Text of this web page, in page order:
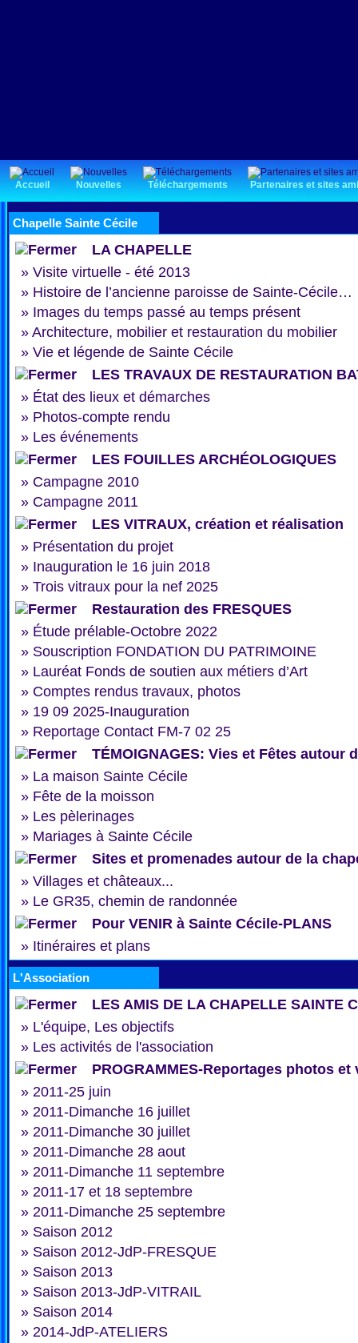
Accueil Nouvelles Téléchargements Partenaires et sites
Chapelle Sainte Cécile
LA CHAPELLE
» Visite virtuelle - été 2013
» Histoire de l’ancienne paroisse de Sainte-Cécile…
» Images du temps passé au temps présent
» Architecture, mobilier et restauration du mobilier
» Vie et légende de Sainte Cécile
LES TRAVAUX DE RESTAURATION
» État des lieux et démarches
» Photos-compte rendu
» Les événements
LES FOUILLES ARCHÉOLOGIQUES
» Campagne 2010
» Campagne 2011
LES VITRAUX, création et réalisation
» Présentation du projet
» Inauguration le 16 juin 2018
» Trois vitraux pour la nef 2025
Restauration des FRESQUES
» Étude prélable-Octobre 2022
» Souscription FONDATION DU PATRIMOINE
» Lauréat Fonds de soutien aux métiers d’Art
» Comptes rendus travaux, photos
» 19 09 2025-Inauguration
» Reportage Contact FM-7 02 25
TÉMOIGNAGES: Vies et Fêtes autour
» La maison Sainte Cécile
» Fête de la moisson
» Les pèlerinages
» Mariages à Sainte Cécile
Sites et promenades autour de la
» Villages et châteaux...
» Le GR35, chemin de randonnée
Pour VENIR à Sainte Cécile-PLANS
» Itinéraires et plans
L'Association
LES AMIS DE LA CHAPELLE SAINTE
» L'équipe, Les objectifs
» Les activités de l'association
PROGRAMMES-Reportages photos et
» 2011-25 juin
» 2011-Dimanche 16 juillet
» 2011-Dimanche 30 juillet
» 2011-Dimanche 28 aout
» 2011-Dimanche 11 septembre
» 2011-17 et 18 septembre
» 2011-Dimanche 25 septembre
» Saison 2012
» Saison 2012-JdP-FRESQUE
» Saison 2013
» Saison 2013-JdP-VITRAIL
» Saison 2014
» 2014-JdP-ATELIERS